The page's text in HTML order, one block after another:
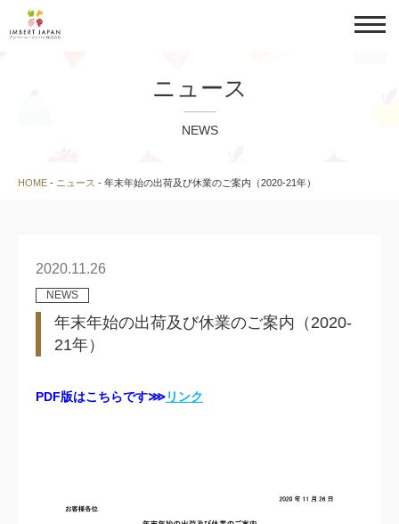
ニュース
NEWS
HOME - ニュース - 年末年始の出荷及び休業のご案内（2020-21年）
2020.11.26
NEWS
年末年始の出荷及び休業のご案内（2020-
21年）
PDF版はこちらです⋙リンク